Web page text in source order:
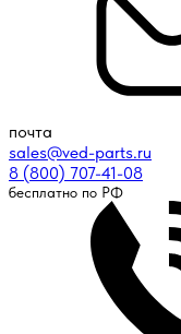
почта
sales@ved-parts.ru
8 (800) 707-41-08
бесплатно по РФ